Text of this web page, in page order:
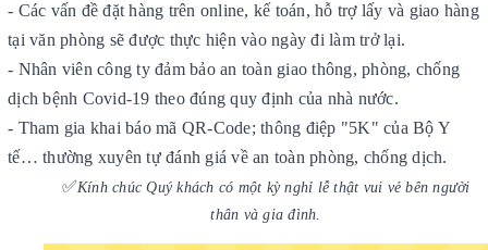
- Các vấn đề đặt hàng trên online, kế toán, hỗ trợ lấy và giao hàng
tại văn phòng sẽ được thực hiện vào ngày đi làm trở lại.
- Nhân viên công ty đảm bảo an toàn giao thông, phòng, chống
dịch bệnh Covid-19 theo đúng quy định của nhà nước.
- Tham gia khai báo mã QR-Code; thông điệp "5K" của Bộ Y
tế… thường xuyên tự đánh giá về an toàn phòng, chống dịch.
✅Kính chúc Quý khách có một kỳ nghỉ lễ thật vui vẻ bên người
thân và gia đình.